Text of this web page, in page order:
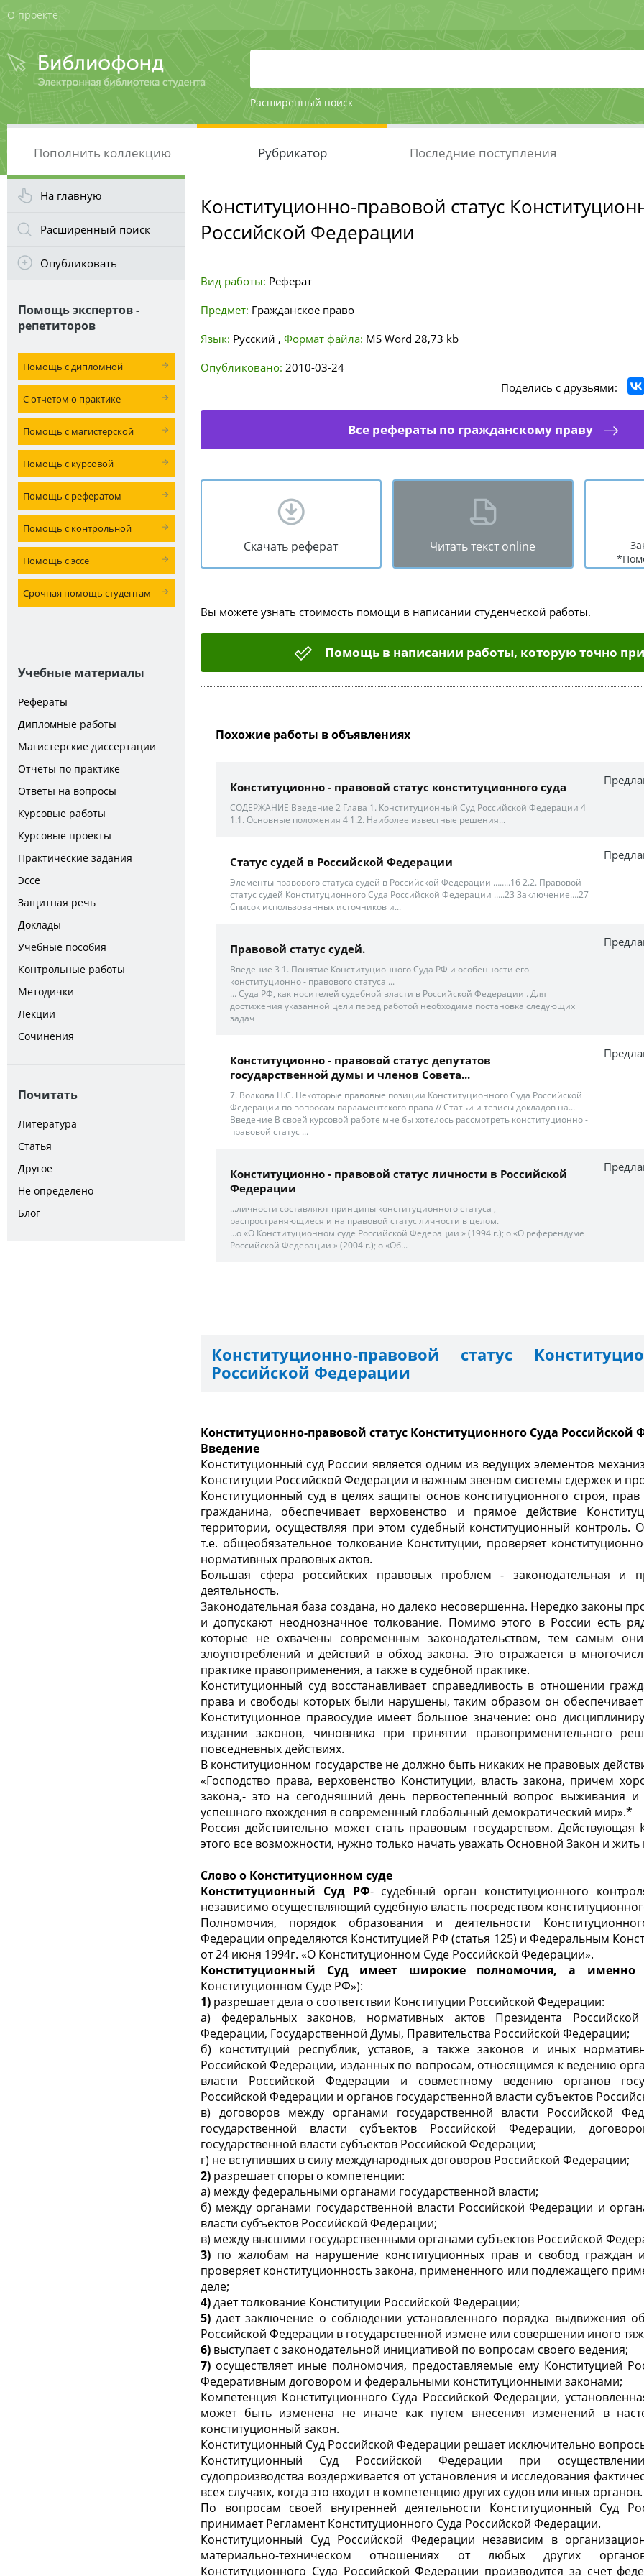
О проекте
Расширенный поиск
Пополнить коллекцию Рубрикатор Последние поступления
На главную
Расширенный поиск
Опубликовать
Помощь экспертов -
репетиторов
Помощь с дипломной
С отчетом о практике
Помощь с магистерской
Помощь с курсовой
Помощь с рефератом
Помощь с контрольной
Помощь с эссе
Срочная помощь студентам
Учебные материалы
Рефераты
Дипломные работы
Магистерские диссертации
Отчеты по практике
Ответы на вопросы
Курсовые работы
Курсовые проекты
Практические задания
Эссе
Защитная речь
Доклады
Учебные пособия
Контрольные работы
Методички
Лекции
Сочинения
Почитать
Литература
Статья
Другое
Не определено
Блог
Конституционно-правовой статус
Российской Федерации
Вид работы: Реферат
Предмет: Гражданское право
Язык: Русский , Формат файла: MS Word 28,73 kb
Опубликовано: 2010-03-24
Поделись с друзьями:
Все рефераты по гражданскому праву
Скачать реферат Читать текст online
Вы можете узнать стоимость помощи в написании студенческой работы.
Помощь в написании работы, которую точно
Похожие работы в объявлениях
Конституционно - правовой статус конституционного суда
СОДЕРЖАНИЕ Введение 2 Глава 1. Конституционный Суд Российской Федерации 4
1.1. Основные положения 4 1.2. Наиболее известные решения...
Статус судей в Российской Федерации
Элементы правового статуса судей в Российской Федерации ……..16 2.2. Правовой
статус судей Конституционного Суда Российской Федерации …..23 Заключение….27
Список использованных источников и...
Правовой статус судей.
Введение 3 1. Понятие Конституционного Суда РФ и особенности его
конституционно - правового статуса ...
... Суда РФ, как носителей судебной власти в Российской Федерации . Для
достижения указанной цели перед работой необходима постановка следующих
задач
Конституционно - правовой статус депутатов
государственной думы и членов Совета...
7. Волкова Н.С. Некоторые правовые позиции Конституционного Суда Российской
Федерации по вопросам парламентского права // Статьи и тезисы докладов на...
Введение В своей курсовой работе мне бы хотелось рассмотреть конституционно -
правовой статус ...
Конституционно - правовой статус личности в Российской
Федерации
...личности составляют принципы конституционного статуса ,
распространяющиеся и на правовой статус личности в целом.
...o «О Конституционном суде Российской Федерации » (1994 г.); o «О референдуме
Российской Федерации » (2004 г.); o «Об...
Конституционно-правовой статус
Российской Федерации
Конституционно-правовой статус Конституционного Суда Российской
Введение
Конституционный суд России является одним из ведущих элементов
Конституции Российской Федерации и важным звеном системы сдержек и
Конституционный суд в целях защиты основ конституционного строя,
гражданина, обеспечивает верховенство и прямое действие
территории, осуществляя при этом судебный конституционный контроль.
т.е. общеобязательное толкование Конституции, проверяет
нормативных правовых актов.
Большая сфера российских правовых проблем - законодательная и
деятельность.
Законодательная база создана, но далеко несовершенна. Нередко законы
и допускают неоднозначное толкование. Помимо этого в России есть
которые не охвачены современным законодательством, тем самым
злоупотреблений и действий в обход закона. Это отражается в
практике правоприменения, а также в судебной практике.
Конституционный суд восстанавливает справедливость в отношении
права и свободы которых были нарушены, таким образом он обеспечивает
Конституционное правосудие имеет большое значение: оно
издании законов, чиновника при принятии правоприменительного
повседневных действиях.
В конституционном государстве не должно быть никаких не правовых
«Господство права, верховенство Конституции, власть закона, причем
закона,- это на сегодняшний день первостепенный вопрос выживания и
успешного вхождения в современный глобальный демократический мир».*
Россия действительно может стать правовым государством. Действующая
этого все возможности, нужно только начать уважать Основной Закон и
Слово о Конституционном суде
Конституционный Суд РФ- судебный орган конституционного
независимо осуществляющий судебную власть посредством
Полномочия, порядок образования и деятельности
Федерации определяются Конституцией РФ (статья 125) и Федеральным
от 24 июня 1994г. «О Конституционном Суде Российской Федерации».
Конституционный Суд имеет широкие полномочия, а именно
Конституционном Суде РФ»):
1) разрешает дела о соответствии Конституции Российской Федерации:
а) федеральных законов, нормативных актов Президента
Федерации, Государственной Думы, Правительства Российской Федерации;
б) конституций республик, уставов, а также законов и иных
Российской Федерации, изданных по вопросам, относящимся к ведению
власти Российской Федерации и совместному ведению органов
Российской Федерации и органов государственной власти субъектов
в) договоров между органами государственной власти Российской
государственной власти субъектов Российской Федерации,
государственной власти субъектов Российской Федерации;
г) не вступивших в силу международных договоров Российской Федерации;
2) разрешает споры о компетенции:
а) между федеральными органами государственной власти;
б) между органами государственной власти Российской Федерации и
власти субъектов Российской Федерации;
в) между высшими государственными органами субъектов Российской
3) по жалобам на нарушение конституционных прав и свобод граждан
проверяет конституционность закона, примененного или подлежащего
деле;
4)дает толкование Конституции Российской Федерации;
5) дает заключение о соблюдении установленного порядка выдвижения
Российской Федерации в государственной измене или совершении иного
6) выступает с законодательной инициативой по вопросам своего ведения;
7) осуществляет иные полномочия, предоставляемые ему Конституцией
Федеративным договором и федеральными конституционными законами;
Компетенция Конституционного Суда Российской Федерации,
может быть изменена не иначе как путем внесения изменений в
конституционный закон.
Конституционный Суд Российской Федерации решает исключительно
Конституционный Суд Российской Федерации при осуществлении
судопроизводства воздерживается от установления и исследования
всех случаях, когда это входит в компетенцию других судов или иных органов.
По вопросам своей внутренней деятельности Конституционный Суд
принимает Регламент Конституционного Суда Российской Федерации.
Конституционный Суд Российской Федерации независим в
материально-техническом отношениях от любых других
Конституционного Суда Российской Федерации производится за счет